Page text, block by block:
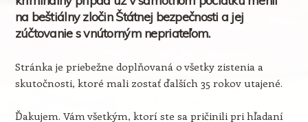
na beštiálny zločin Štátnej bezpečnosti a jej
zúčtovanie s vnútorným nepriateľom.
Stránka je priebežne doplňovaná o všetky zistenia a
skutočnosti, ktoré mali zostať ďalších 35 rokov utajené.
Ďakujem. Vám všetkým, ktorí ste sa pričinili pri hľadaní